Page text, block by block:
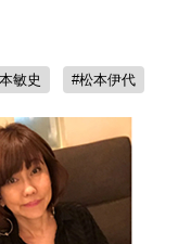
敏史 #松本伊代